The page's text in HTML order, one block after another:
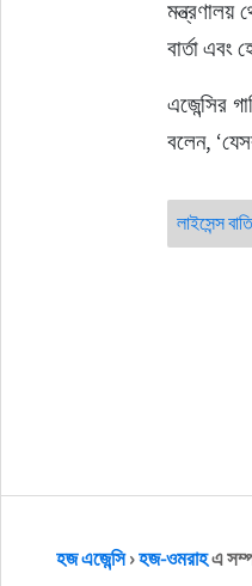
মন্ত্রণালয়
বার্তা এবং
এজেন্সির
বলেন,
লাইসেন্স
হজ এজেন্সি›হজ-ওমরাহএ